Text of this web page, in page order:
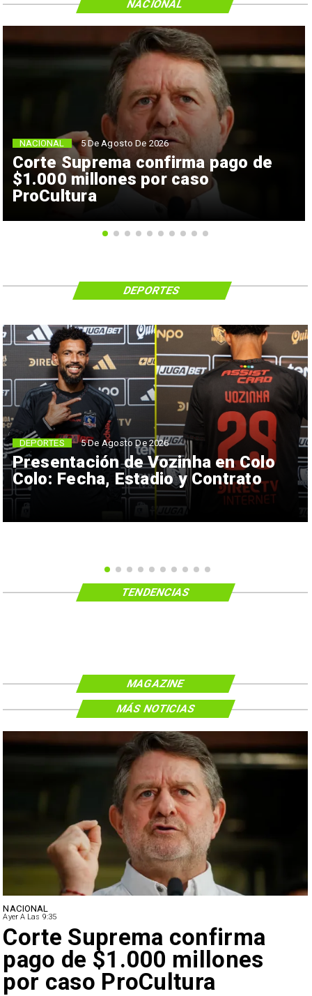
Corte Suprema confirma pago de
$1.000 millones por caso
ProCultura
NACIONAL 5 De Agosto De 2026
NACIONAL
Presentación de Vozinha en Colo
Colo: Fecha, Estadio y Contrato
DEPORTES 5 De Agosto De 2026
DEPORTES
TENDENCIAS
MAGAZINE
NACIONAL
Ayer A Las 9:35
Corte Suprema confirma
pago de $1.000 millones
por caso ProCultura
MÁS NOTICIAS